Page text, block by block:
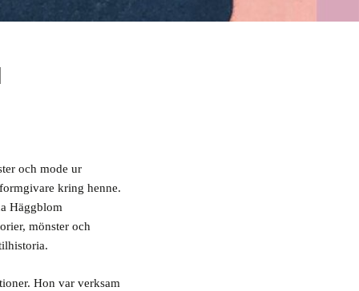
och mode ur
kring henne.
Häggblom
mönster och
Hon var verksam